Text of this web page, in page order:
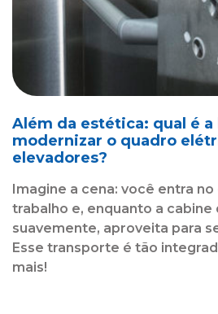
Além da estética: qual é a
modernizar o quadro
elevadores?
Imagine a cena: você entra
trabalho e, enquanto a cabine
suavemente, aproveita para
Esse transporte é tão
mais!